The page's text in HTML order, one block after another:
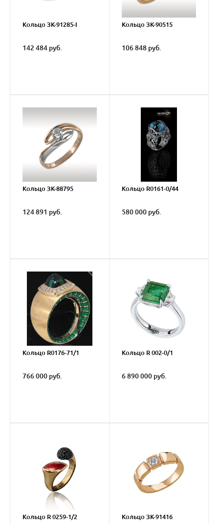
Кольцо ЗК-91285-I
142 484 руб.
Кольцо ЗК-90515
106 848 руб.
Кольцо ЗК-88795
124 891 руб.
Кольцо R0161-0/44
580 000 руб.
Кольцо R0176-71/1
766 000 руб.
Кольцо R 002-0/1
6 890 000 руб.
Кольцо R 0259-1/2 Кольцо ЗК-91416